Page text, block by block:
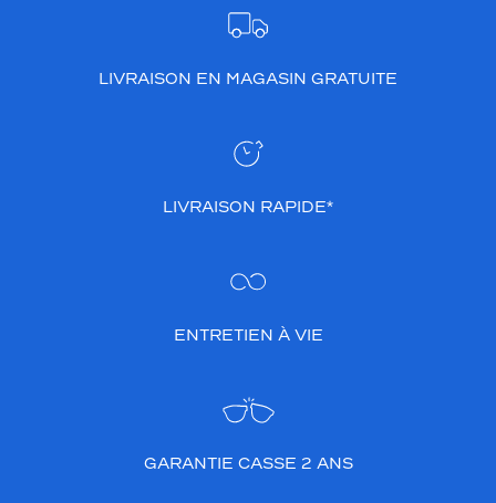
LIVRAISON EN MAGASIN GRATUITE
LIVRAISON RAPIDE*
ENTRETIEN À VIE
GARANTIE CASSE 2 ANS